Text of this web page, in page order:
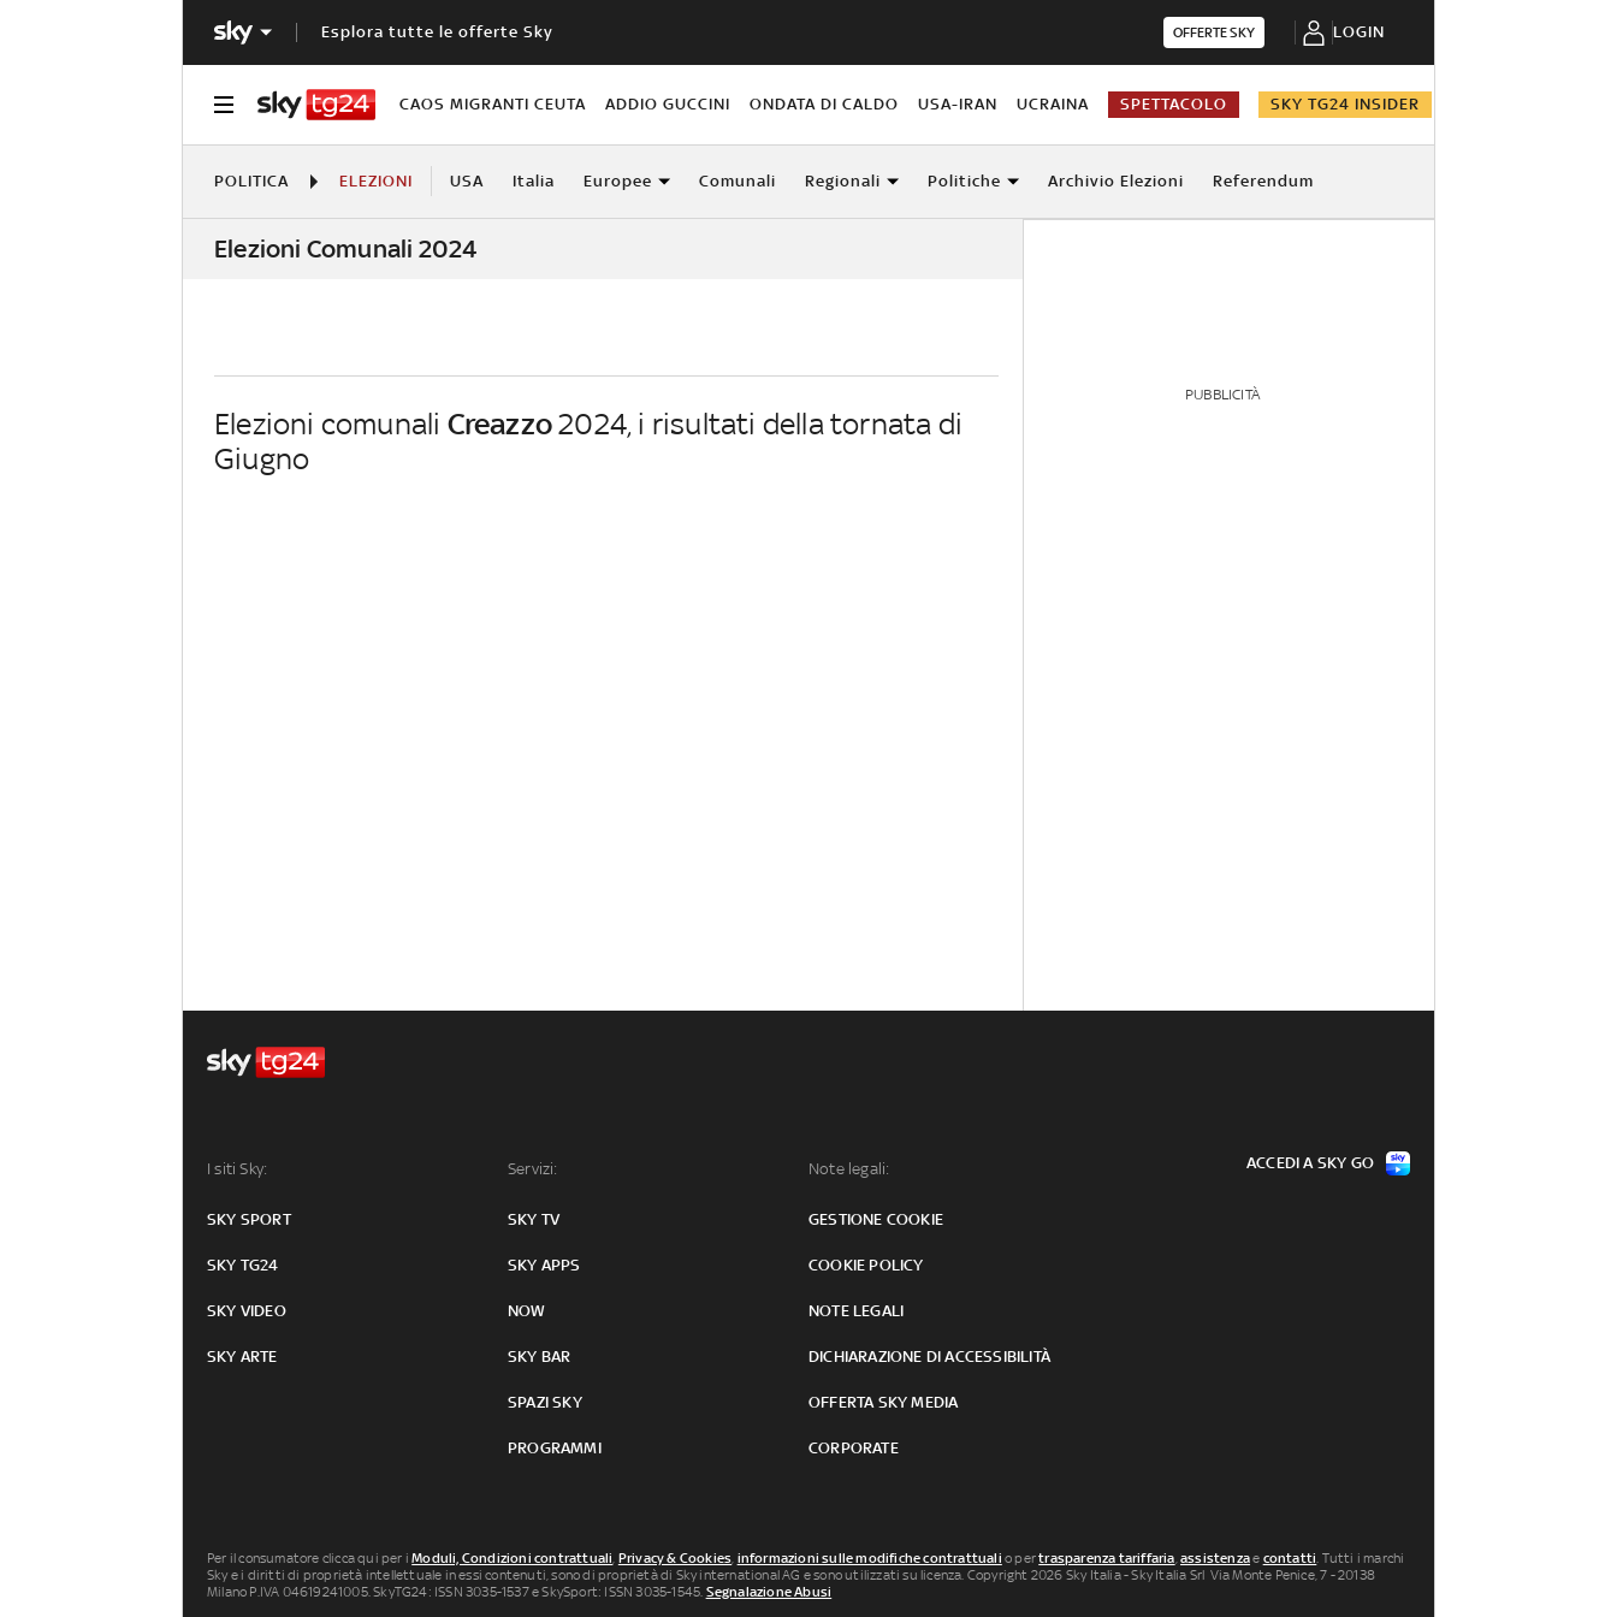
Esplora tutte le offerte Sky OFFERTE SKY LOGIN
CAOS MIGRANTI CEUTA ADDIO GUCCINI ONDATA DI CALDO USA-IRAN UCRAINA SPETTACOLO SKY TG24 INSIDER
POLITICA ELEZIONI USA Italia Europee Comunali Regionali Politiche Archivio Elezioni Referendum
Elezioni Comunali 2024
Elezioni comunali Creazzo2024, i risultati della tornata di
Giugno
PUBBLICITÀ
I siti Sky:
SKY SPORT
SKY TG24
SKY VIDEO
SKY ARTE
Servizi:
SKY TV
SKY APPS
NOW
SKY BAR
SPAZI SKY
PROGRAMMI
Note legali:
GESTIONE COOKIE
COOKIE POLICY
NOTE LEGALI
DICHIARAZIONE DI ACCESSIBILITÀ
OFFERTA SKY MEDIA
CORPORATE
ACCEDI A SKY GO
Per il consumatore clicca qui per iModuli, Condizioni contrattuali, Privacy & Cookies, informazioni sulle modifiche contrattuali o pertrasparenza tariffaria,assistenzae contatti. Tutti i marchi
Sky e i diritti di proprietà intellettuale in essi contenuti, sono di proprietà di Sky international AG e sono utilizzati su licenza. Copyright 2026 Sky Italia - Sky Italia Srl Via Monte Penice, 7 - 20138
Milano P.IVA 04619241005. SkyTG24: ISSN 3035-1537 e SkySport: ISSN 3035-1545. Segnalazione Abusi